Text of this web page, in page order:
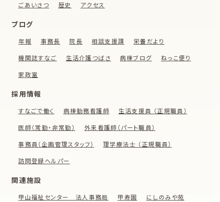
ごあいさつ 歴史 アクセス
ブログ
年報 事務長 院長 相談支援課 栄養だより
機関誌すなご 生活介護つばさ 病棟ブログ ねっこ便り
家政室
採用情報
すなごで働く 病棟勤務看護師 生活支援員 （正規職員）
医師（常勤・非常勤） 外来看護師（パート職員）
事務員（企画管理スタッフ） 理学療法士 （正規職員）
訪問登録ヘルパー
関連施設
甲山福祉センター 法人事務局 甲寿園 にしのみや苑